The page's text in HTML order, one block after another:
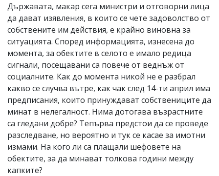
Държавата, макар сега министри и отговорни лица
да дават изявления, в които се чете задоволство от
собствените им действия, е крайно виновна за
ситуацията. Според информацията, изнесена до
момента, за обектите в селото е имало редица
сигнали, посещавани са повече от веднъж от
социалните. Как до момента никой не е разбрал
какво се случва вътре, как чак след 14-ти април има
предписания, които принуждават собствениците да
минат в нелегалност. Нима дотогава възрастните
са гледани добре? Тепърва предстои да се проведе
разследване, но вероятно и тук се касае за имотни
измами. На кого ли са плащали шефовете на
обектите, за да минават толкова години между
капките?